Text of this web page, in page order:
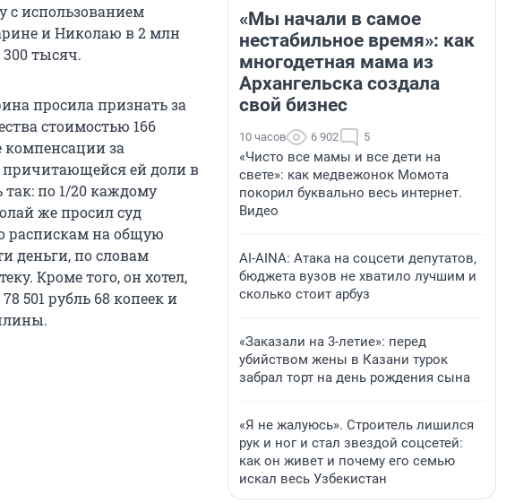
с использованием
и Николаю в 2 млн
тысяч.
просила признать за
стоимостью 166
компенсации за
ей доли в
по 1/20 каждому
же просил суд
распискам на общую
деньги, по словам
Кроме того, он хотел,
501 рубль 68 копеек и
«Мы начали в самое
нестабильное время»: как
многодетная мама из
Архангельска создала
свой бизнес
10 часов 6 902 5
«Чисто все мамы и все дети на
свете»: как медвежонок Момота
покорил буквально весь интернет.
Видео
AI-AINA: Атака на соцсети депутатов,
бюджета вузов не хватило лучшим и
сколько стоит арбуз
«Заказали на 3-летие»: перед
убийством жены в Казани турок
забрал торт на день рождения сына
«Я не жалуюсь». Строитель лишился
рук и ног и стал звездой соцсетей:
как он живет и почему его семью
искал весь Узбекистан